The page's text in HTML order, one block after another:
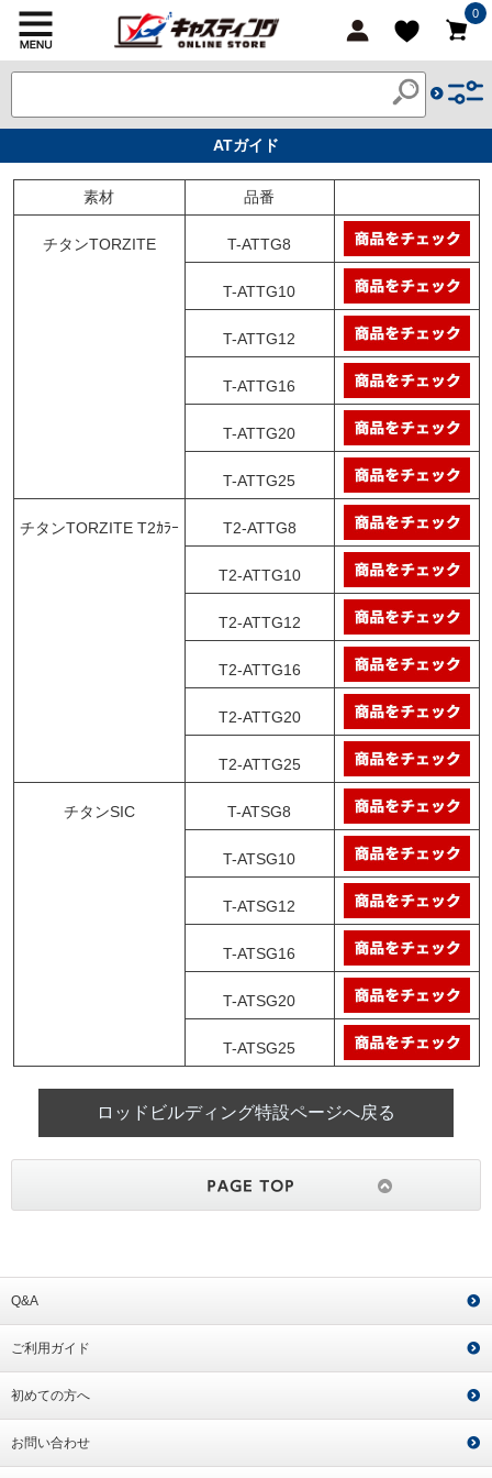
0
ATガイド
素材 品番
チタンTORZITE T-ATTG8
T-ATTG10
T-ATTG12
T-ATTG16
T-ATTG20
T-ATTG25
チタンTORZITE T2ｶﾗｰ T2-ATTG8
T2-ATTG10
T2-ATTG12
T2-ATTG16
T2-ATTG20
T2-ATTG25
チタンSIC T-ATSG8
T-ATSG10
T-ATSG12
T-ATSG16
T-ATSG20
T-ATSG25
ロッドビルディング特設ページへ戻る
Q&A
ご利用ガイド
初めての方へ
お問い合わせ